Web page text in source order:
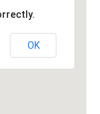
OK